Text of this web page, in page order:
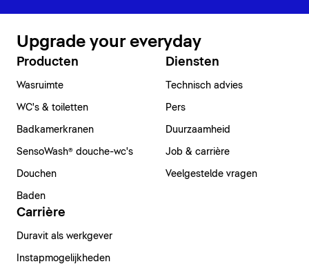
Upgrade your everyday
Producten
Wasruimte
WC's & toiletten
Badkamerkranen
SensoWash® douche-wc's
Douchen
Baden
Diensten
Technisch advies
Pers
Duurzaamheid
Job & carrière
Veelgestelde vragen
Carrière
Duravit als werkgever
Instapmogelijkheden